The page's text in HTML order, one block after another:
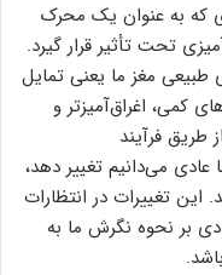
که به عنوان یک محرک
تحت تأثیر قرار گیرد.
طبیعی مغز ما یعنی تمایل
کمی، اغراق‌آمیزتر و
طریق فرآیند
عادی می‌دانیم تغییر دهد،
این تغییرات در انتظارات
بر نحوه نگرش ما به